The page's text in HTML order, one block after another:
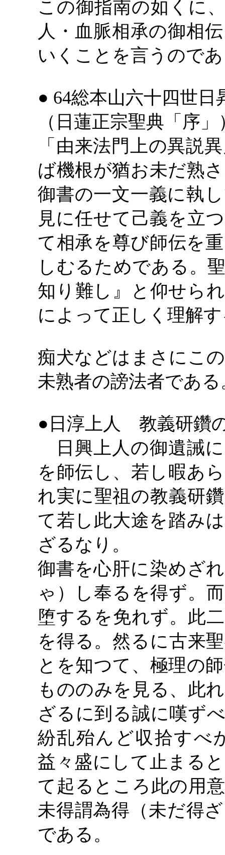
この御指南の如くに
人・血脈相承の御相
いくことを言うので
● 64総本山六十四世日
（日蓮正宗聖典「序」
「由来法門上の異説
ば機根が猶お未だ熟
御書の一文一義に執
見に任せて己義を立
て相承を尊び師伝を
しむるためである。
知り難し』と仰せら
によって正しく理解
痴犬などはまさにこ
未熟者の謗法者である
●日淳上人 教義研鑽
日興上人の御遺誡
を師伝し、若し暇あ
れ実に聖祖の教義研
て若し此大途を踏み
ざるなり。
御書を心肝に染めざ
ゃ）し奉るを得ず。
堕するを免れず。此
を得る。然るに古来
とを知つて、極理の
もののみを見る、此
ざるに到る誠に嘆ず
紛乱殆んど収拾すべ
益々盛にして止まる
て起るところ此の用
未得謂為得（未だ得
である。